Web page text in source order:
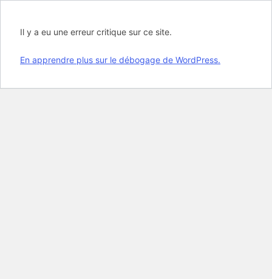
Il y a eu une erreur critique sur ce site.
En apprendre plus sur le débogage de WordPress.